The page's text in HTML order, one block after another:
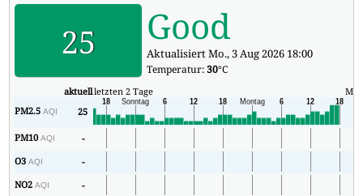
25 Good
Aktualisiert Mo., 3 Aug 2026 18:00
Temperatur:30°C
aktuellletzten 2 Tage
PM2.5AQI 25
PM10AQI -
O3AQI -
10
NO2AQI -